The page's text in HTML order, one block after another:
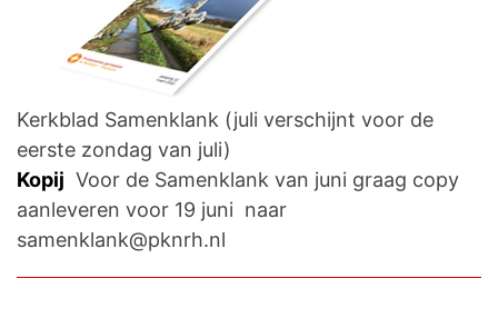
Kerkblad Samenklank (juli verschijnt voor de
eerste zondag van juli)
Kopij Voor de Samenklank van juni graag copy
aanleveren voor 19 juni naar
samenklank@pknrh.nl